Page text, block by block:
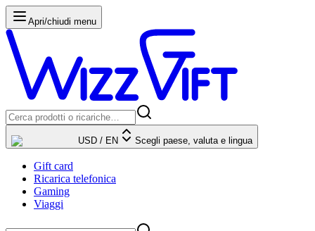
Apri/chiudi menu
USD / EN Scegli paese, valuta e lingua
Gift card
Ricarica telefonica
Gaming
Viaggi